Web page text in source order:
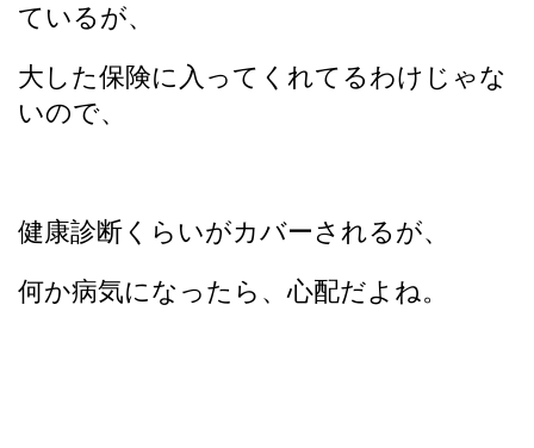
ているが、
大した保険に入ってくれてるわけじゃな
いので、
健康診断くらいがカバーされるが、
何か病気になったら、心配だよね。